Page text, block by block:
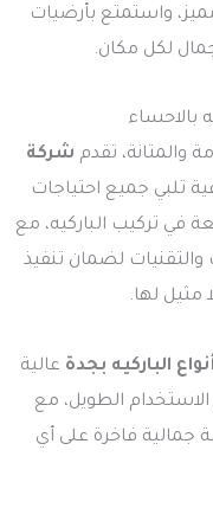
واستمتع بأرضيات
لكل مكان.
بالاحساء
والمتانة، تقدم شركة
تلبي جميع احتياجات
في تركيب الباركيه، مع
لضمان تنفيذ
مثيل لها.
الباركيه بجدة عالية
الاستخدام الطويل، مع
جمالية فاخرة على أي